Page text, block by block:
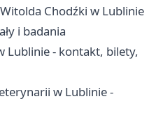
Chodźki w Lublinie
i badania
Lublinie - kontakt, bilety,
w Lublinie -